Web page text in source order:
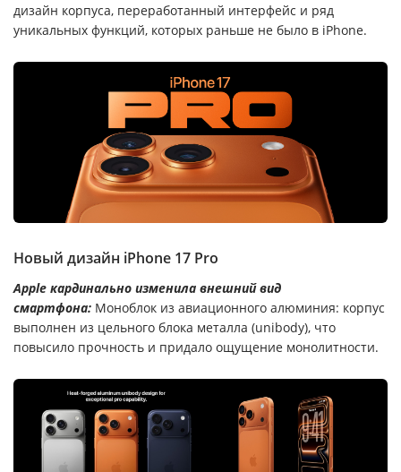
дизайн корпуса, переработанный интерфейс и ряд
уникальных функций, которых раньше не было в iPhone.
Новый дизайн iPhone 17 Pro
Apple кардинально изменила внешний вид
смартфона: Моноблок из авиационного алюминия: корпус
выполнен из цельного блока металла (unibody), что
повысило прочность и придало ощущение монолитности.